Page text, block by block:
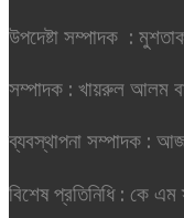
উপদেষ্টা সম্পাদক :
সম্পাদক : খায়রুল আলম
ব্যবস্থাপনা সম্পাদক :
বিশেষ প্রতিনিধি : কে